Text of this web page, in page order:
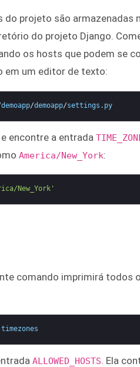
do projeto são armazenadas
do projeto Django.
os hosts que podem se
em um editor de texto:
demoapp/demoapp/settings . py
encontre a entrada
America/New_York:
New_York'
comando imprimirá todos
timezones
ALLOWED_HOSTS . Ela